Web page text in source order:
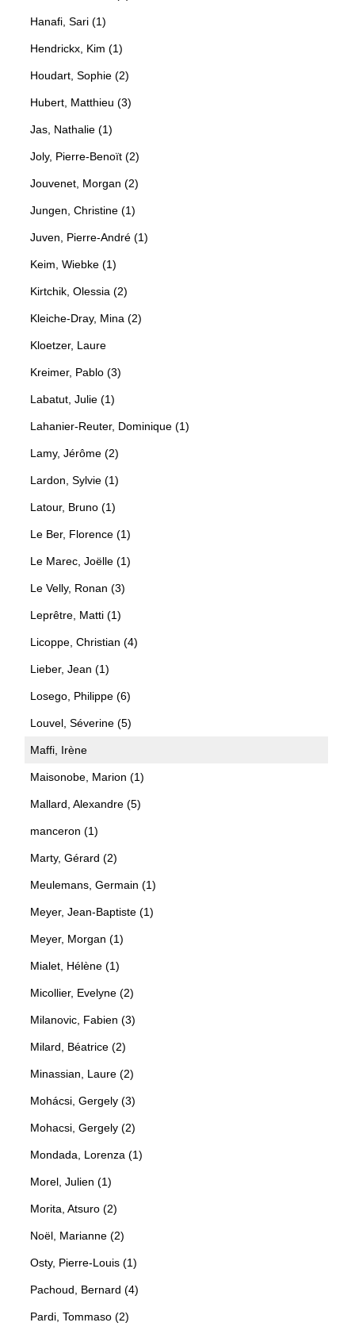
Hanafi, Sari (1)
Hendrickx, Kim (1)
Houdart, Sophie (2)
Hubert, Matthieu (3)
Jas, Nathalie (1)
Joly, Pierre-Benoït (2)
Jouvenet, Morgan (2)
Jungen, Christine (1)
Juven, Pierre-André (1)
Keim, Wiebke (1)
Kirtchik, Olessia (2)
Kleiche-Dray, Mina (2)
Kloetzer, Laure
Kreimer, Pablo (3)
Labatut, Julie (1)
Lahanier-Reuter, Dominique (1)
Lamy, Jérôme (2)
Lardon, Sylvie (1)
Latour, Bruno (1)
Le Ber, Florence (1)
Le Marec, Joëlle (1)
Le Velly, Ronan (3)
Leprêtre, Matti (1)
Licoppe, Christian (4)
Lieber, Jean (1)
Losego, Philippe (6)
Louvel, Séverine (5)
Maffi, Irène
Maisonobe, Marion (1)
Mallard, Alexandre (5)
manceron (1)
Marty, Gérard (2)
Meulemans, Germain (1)
Meyer, Jean-Baptiste (1)
Meyer, Morgan (1)
Mialet, Hélène (1)
Micollier, Evelyne (2)
Milanovic, Fabien (3)
Milard, Béatrice (2)
Minassian, Laure (2)
Mohácsi, Gergely (3)
Mohacsi, Gergely (2)
Mondada, Lorenza (1)
Morel, Julien (1)
Morita, Atsuro (2)
Noël, Marianne (2)
Osty, Pierre-Louis (1)
Pachoud, Bernard (4)
Pardi, Tommaso (2)